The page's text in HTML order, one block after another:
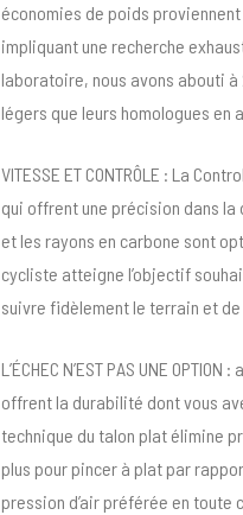
économies de poids
impliquant une recherche
laboratoire, nous avons abouti
légers que leurs homologues
VITESSE ET CONTRÔLE : La
qui offrent une précision dans
et les rayons en carbone sont
cycliste atteigne l’objectif
suivre fidèlement le terrain et
L’ÉCHEC N’EST PAS UNE
offrent la durabilité dont vous
technique du talon plat élimine
plus pour pincer à plat par
pression d’air préférée en toute